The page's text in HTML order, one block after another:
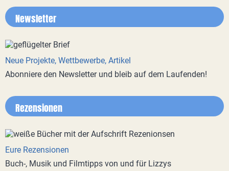
Newsletter
Neue Projekte, Wettbewerbe, Artikel
Abonniere den Newsletter und bleib auf dem Laufenden!
Rezensionen
Eure Rezensionen
Buch-, Musik und Filmtipps von und für Lizzys